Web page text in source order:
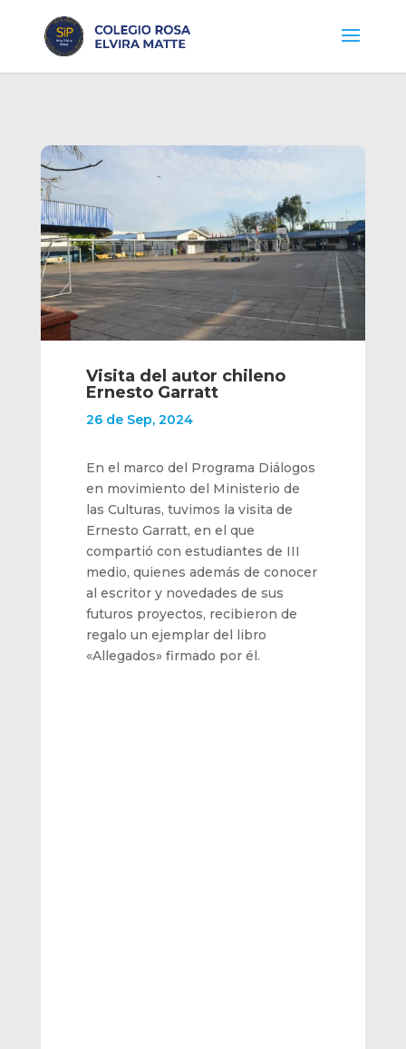
Visita del autor chileno
Ernesto Garratt
26 de Sep, 2024
En el marco del Programa Diálogos
en movimiento del Ministerio de
las Culturas, tuvimos la visita de
Ernesto Garratt, en el que
compartió con estudiantes de III
medio, quienes además de conocer
al escritor y novedades de sus
futuros proyectos, recibieron de
regalo un ejemplar del libro
«Allegados» firmado por él.